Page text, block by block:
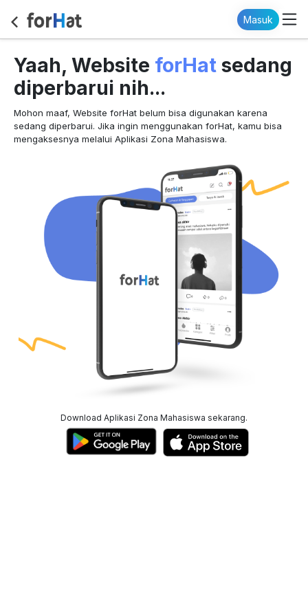
Masuk
Yaah, Website forHat sedang
diperbarui nih...
Mohon maaf, Website forHat belum bisa digunakan karena
sedang diperbarui. Jika ingin menggunakan forHat, kamu bisa
mengaksesnya melalui Aplikasi Zona Mahasiswa.
Download Aplikasi Zona Mahasiswa sekarang.